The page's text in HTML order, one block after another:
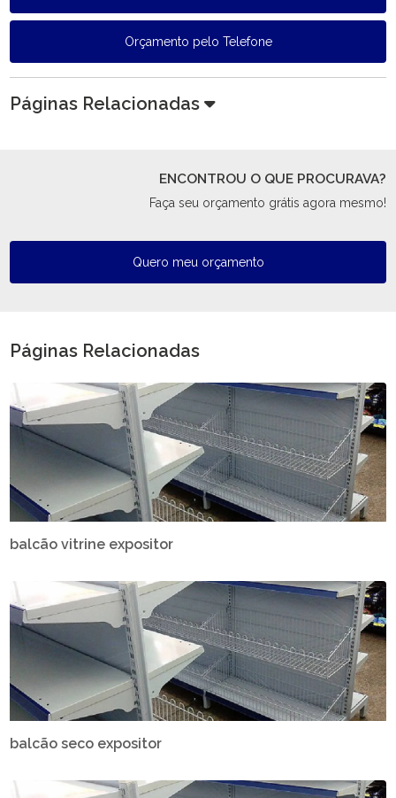
Orçamento pelo Telefone
Páginas Relacionadas
ENCONTROU O QUE PROCURAVA?
Faça seu orçamento grátis agora mesmo!
Quero meu orçamento
Páginas Relacionadas
balcão vitrine expositor
balcão seco expositor